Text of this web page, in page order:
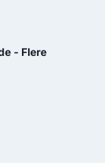
- Flere